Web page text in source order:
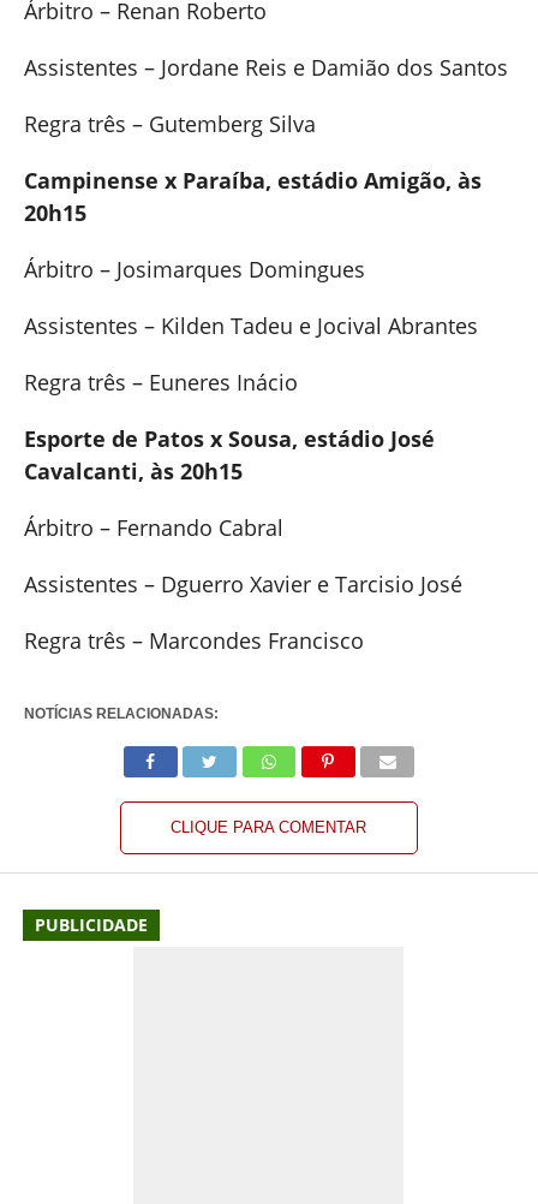
Árbitro – Renan Roberto
Assistentes – Jordane Reis e Damião dos Santos
Regra três – Gutemberg Silva
Campinense x Paraíba, estádio Amigão, às
20h15
Árbitro – Josimarques Domingues
Assistentes – Kilden Tadeu e Jocival Abrantes
Regra três – Euneres Inácio
Esporte de Patos x Sousa, estádio José
Cavalcanti, às 20h15
Árbitro – Fernando Cabral
Assistentes – Dguerro Xavier e Tarcisio José
Regra três – Marcondes Francisco
NOTÍCIAS RELACIONADAS:
CLIQUE PARA COMENTAR
PUBLICIDADE